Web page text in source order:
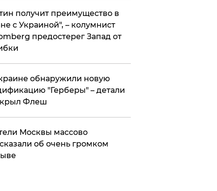
получит преимущество в
с Украиной", – колумнист
предостерег Запад от
обнаружили новую
"Герберы" – детали
Флеш
Москвы массово
об очень громком